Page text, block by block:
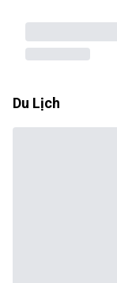
Du Lịch